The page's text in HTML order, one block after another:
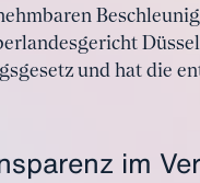
und hat die
im